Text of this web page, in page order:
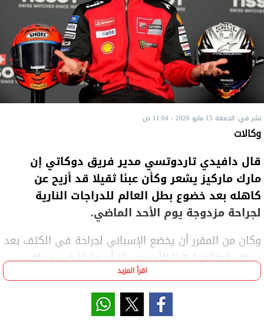
نشر في: الجمعة 15 مايو 2026 - 11:04 ص
وكالات
قال دافيدي تاردوتسي مدير فريق دوكاتي إن
مارك ماركيز يشعر ​وكأن عبئا ثقيلا قد أزيح عن
كاهله ‌بعد خضوع بطل العالم للدراجات النارية
لجراحة مزدوجة يوم الأحد الماضي.
وكان من المقرر أن يخضع الإسباني لجراحة في ​الكتف بعد
سباق قطالونيا هذا الأسبوع، إلا ​أن حادثا في سباق
السرعة لجائزة فرنسا الكبرى ⁠الأسبوع الماضي تسبب في
كسر قدمه، ما ​دفعه إلى إجراء العمليتين معا.
اقرأ المزيد